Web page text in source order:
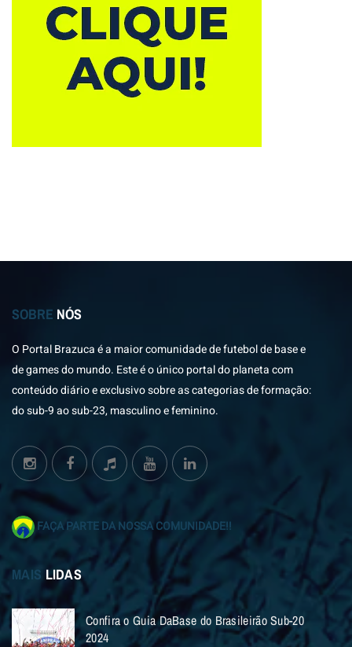
SOBRE NÓS
O Portal Brazuca é a maior comunidade de futebol de base e
de games do mundo. Este é o único portal do planeta com
conteúdo diário e exclusivo sobre as categorias de formação:
do sub-9 ao sub-23, masculino e feminino.
FAÇA PARTE DA NOSSA COMUNIDADE!!
MAIS LIDAS
Confira o Guia DaBase do Brasileirão Sub-20
2024